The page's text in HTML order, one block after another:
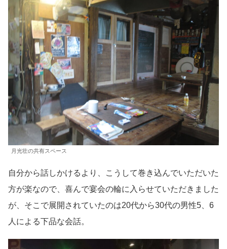
月光壮の共有スペース
自分から話しかけるより、こうして巻き込んでいただいた
方が楽なので、喜んで宴会の輪に入らせていただきました
が、そこで展開されていたのは20代から30代の男性5、6
人による下品な会話。